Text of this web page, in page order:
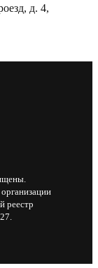
д. 4,
реестр